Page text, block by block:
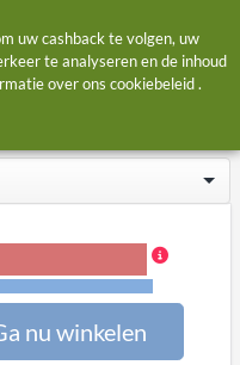
nu winkelen
uw cashback te volgen, uw
te analyseren en de inhoud
over ons cookiebeleid.